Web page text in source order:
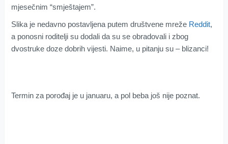
mjesečnim “smještajem”.
Slika je nedavno postavljena putem društvene mreže Reddit,
a ponosni roditelji su dodali da su se obradovali i zbog
dvostruke doze dobrih vijesti. Naime, u pitanju su – blizanci!
Termin za porođaj je u januaru, a pol beba još nije poznat.